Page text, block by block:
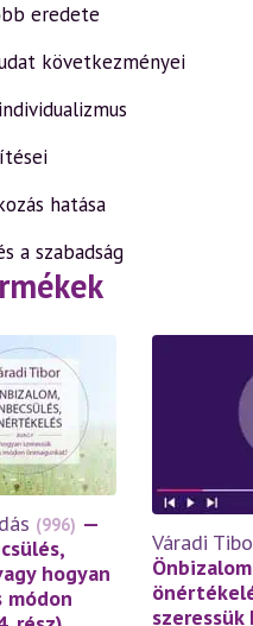
eredete
következményei
hatása
a szabadság
(996) —
hogyan
módon
Váradi
szeressük